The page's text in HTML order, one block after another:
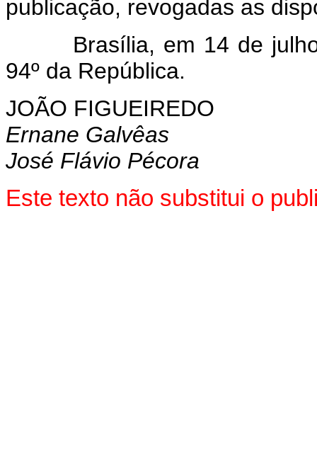
publicação, revogadas as
Brasília, em 14 de julho
94º da República.
JOÃO FIGUEIREDO
Ernane Galvêas
José Flávio Pécora
Este texto não substitui o